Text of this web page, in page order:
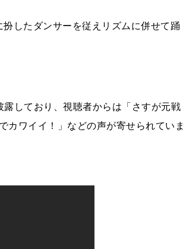
したダンサーを従えリズムに併せて踊
しており、視聴者からは「さすが元戦
カワイイ！」などの声が寄せられていま